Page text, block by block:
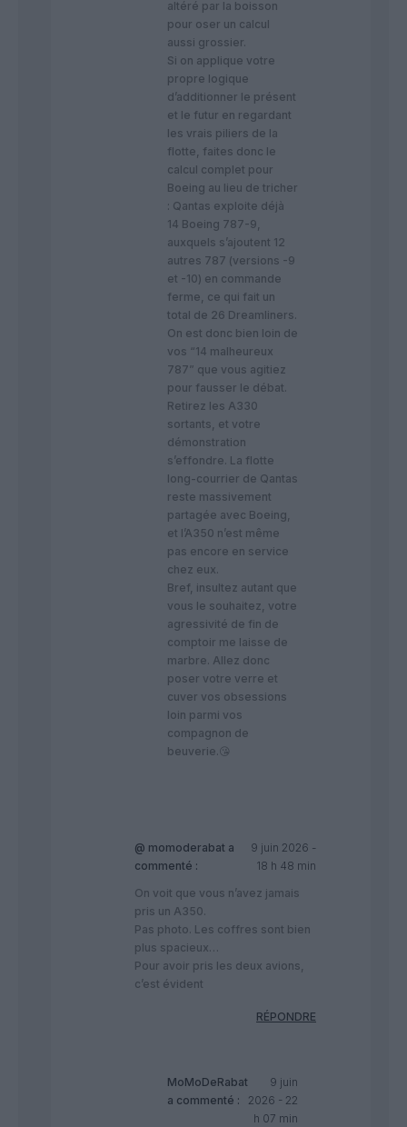
altéré par la boisson
pour oser un calcul
aussi grossier.
​Si on applique votre
propre logique
d’additionner le présent
et le futur en regardant
les vrais piliers de la
flotte, faites donc le
calcul complet pour
Boeing au lieu de tricher
: Qantas exploite déjà
14 Boeing 787-9,
auxquels s’ajoutent 12
autres 787 (versions -9
et -10) en commande
ferme, ce qui fait un
total de 26 Dreamliners.
​On est donc bien loin de
vos “14 malheureux
787” que vous agitiez
pour fausser le débat.
Retirez les A330
sortants, et votre
démonstration
s’effondre. La flotte
long-courrier de Qantas
reste massivement
partagée avec Boeing,
et l’A350 n’est même
pas encore en service
chez eux.
​Bref, insultez autant que
vous le souhaitez, votre
agressivité de fin de
comptoir me laisse de
marbre. Allez donc
poser votre verre et
cuver vos obsessions
loin parmi vos
compagnon de
beuverie.😘
@ momoderabat a
commenté :
9 juin 2026 -
18 h 48 min
On voit que vous n’avez jamais
pris un A350.
Pas photo. Les coffres sont bien
plus spacieux…
Pour avoir pris les deux avions,
c’est évident
RÉPONDRE
MoMoDeRabat
a commenté :
9 juin
2026 - 22
h 07 min